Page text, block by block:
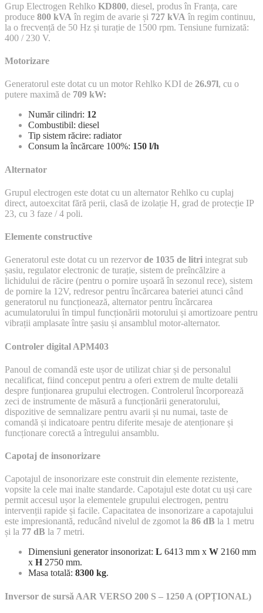
Grup Electrogen Rehlko KD800, diesel, produs în Franța, care
produce 800 kVA în regim de avarie și 727 kVA în regim continuu,
la o frecvență de 50 Hz și turație de 1500 rpm. Tensiune furnizată:
400 / 230 V.
Motorizare
Generatorul este dotat cu un motor Rehlko KDI de 26.97l, cu o
putere maximă de 709 kW:
Număr cilindri: 12
Combustibil: diesel
Tip sistem răcire: radiator
Consum la încărcare 100%: 150 l/h
Alternator
Grupul electrogen este dotat cu un alternator Rehlko cu cuplaj
direct, autoexcitat fără perii, clasă de izolație H, grad de protecție IP
23, cu 3 faze / 4 poli.
Elemente constructive
Generatorul este dotat cu un rezervor de 1035 de litri integrat sub
șasiu, regulator electronic de turație, sistem de preîncălzire a
lichidului de răcire (pentru o pornire ușoară în sezonul rece), sistem
de pornire la 12V, redresor pentru încărcarea bateriei atunci când
generatorul nu funcționează, alternator pentru încărcarea
acumulatorului în timpul funcționării motorului și amortizoare pentru
vibrații amplasate între șasiu și ansamblul motor-alternator.
Controler digital APM403
Panoul de comandă este ușor de utilizat chiar și de personalul
necalificat, fiind conceput pentru a oferi extrem de multe detalii
despre funționarea grupului electrogen. Controlerul încorporează
zeci de instrumente de măsură a funcționării generatorului,
dispozitive de semnalizare pentru avarii și nu numai, taste de
comandă și indicatoare pentru diferite mesaje de atenționare și
funcționare corectă a întregului ansamblu.
Capotaj de insonorizare
Capotajul de insonorizare este construit din elemente rezistente,
vopsite la cele mai inalte standarde. Capotajul este dotat cu uși care
permit accesul ușor la elementele grupului electrogen, pentru
intervenții rapide și facile. Capacitatea de insonorizare a capotajului
este impresionantă, reducând nivelul de zgomot la 86 dB la 1 metru
și la 77 dB la 7 metri.
Dimensiuni generator insonorizat: L 6413 mm x W 2160 mm
x H 2750 mm.
Masa totală: 8300 kg.
Inversor de sursă AAR VERSO 200 S – 1250 A (OPȚIONAL)